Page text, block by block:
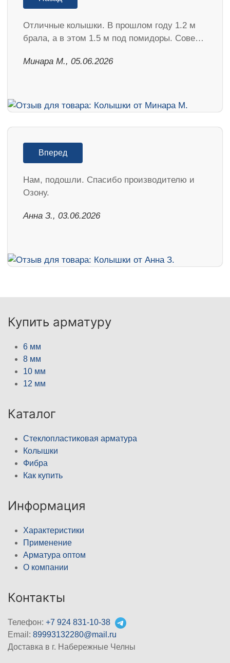
Отличные колышки. В прошлом году 1.2 м
брала, а в этом 1.5 м под помидоры. Сове…
Минара М., 05.06.2026
Вперед
Нам, подошли. Спасибо производителю и
Озону.
Анна З., 03.06.2026
Купить арматуру
6 мм
8 мм
10 мм
12 мм
Каталог
Стеклопластиковая арматура
Колышки
Фибра
Как купить
Информация
Характеристики
Применение
Арматура оптом
О компании
Контакты
Телефон: +7 924 831-10-38
Email: 89993132280@mail.ru
Доставка в г. Набережные Челны